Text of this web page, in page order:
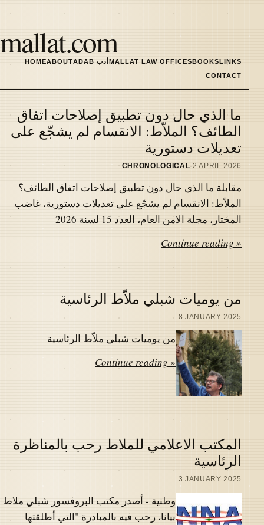
main
content
mallat.com
HOMEABOUT ADAB أدبMALLAT LAW OFFICESBOOKSLINKS
CONTACT
Latest
articles
ما الذي حال دون تطبيق إصلاحات اتفاق
الطائف؟ الملاّط: الانقسام لم يشجّع على
تعديلات دستورية
2 APRIL 2026
·
CHRONOLOGICAL
مقابلة ما الذي حال دون تطبيق إصلاحات اتفاق الطائف؟
الملاّط: الانقسام لم يشجّع على تعديلات دستورية، غاضب
المختار، مجلة الامن العام، العدد 15 لسنة 2026
Continue reading »
من يوميات شبلي ملاّط الرئاسية
8 JANUARY 2025
من يوميات شبلي ملاّط الرئاسية
Continue reading »
المكتب الاعلامي للملاط رحب بالمناظرة
الرئاسية
3 JANUARY 2025
وطنية - أصدر مكتب البروفسور شبلي ملاط
بيانا، رحب فيه بالمبادرة "التي أطلقتها